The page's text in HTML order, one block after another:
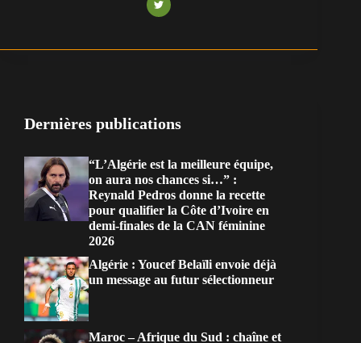
Dernières publications
“L’Algérie est la meilleure équipe,
on aura nos chances si…” :
Reynald Pedros donne la recette
pour qualifier la Côte d’Ivoire en
demi-finales de la CAN féminine
2026
Algérie : Youcef Belaïli envoie déjà
un message au futur sélectionneur
Maroc – Afrique du Sud : chaîne et